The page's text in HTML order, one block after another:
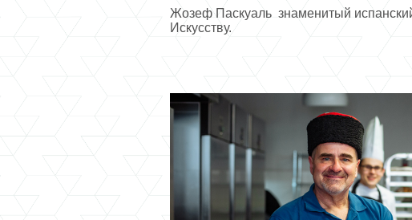
Жозеф Паскуаль знаменитый
Искусству.